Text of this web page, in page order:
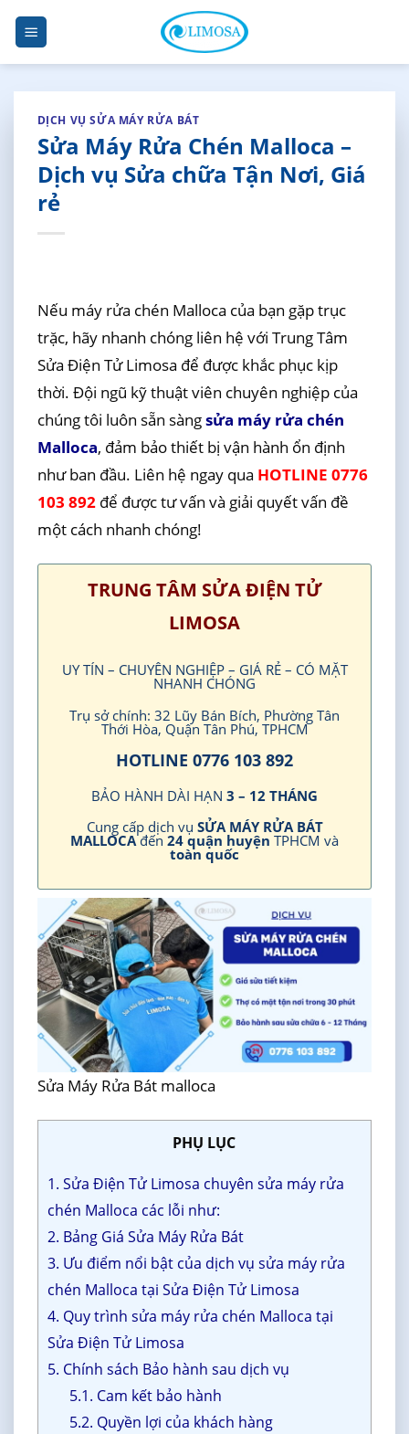
Skip
content
DỊCH VỤ SỬA MÁY RỬA BÁT
Sửa Máy Rửa Chén Malloca –
Dịch vụ Sửa chữa Tận Nơi, Giá
rẻ
Nếu máy rửa chén Malloca của bạn gặp trục
trặc, hãy nhanh chóng liên hệ với Trung Tâm
Sửa Điện Tử Limosa để được khắc phục kịp
thời. Đội ngũ kỹ thuật viên chuyên nghiệp của
chúng tôi luôn sẵn sàngsửa máy rửa chén
Malloca, đảm bảo thiết bị vận hành ổn định
như ban đầu. Liên hệ ngay qua HOTLINE 0776
103 892để được tư vấn và giải quyết vấn đề
một cách nhanh chóng!
TRUNG TÂM SỬA ĐIỆN TỬ
LIMOSA
UY TÍN – CHUYÊN NGHIỆP – GIÁ RẺ – CÓ MẶT
NHANH CHÓNG
Trụ sở chính: 32 Lũy Bán Bích, Phường Tân
Thới Hòa, Quận Tân Phú, TPHCM
HOTLINE 0776 103 892
BẢO HÀNH DÀI HẠN 3 – 12 THÁNG
Cung cấp dịch vụ SỬA MÁY RỬA BÁT
MALLOCAđến 24 quận huyện TPHCM và
toàn quốc
Sửa Máy Rửa Bát malloca
PHỤ LỤC
1. Sửa Điện Tử Limosa chuyên sửa máy rửa
chén Malloca các lỗi như:
2. Bảng Giá Sửa Máy Rửa Bát
3. Ưu điểm nổi bật của dịch vụ sửa máy rửa
chén Malloca tại Sửa Điện Tử Limosa
4. Quy trình sửa máy rửa chén Malloca tại
Sửa Điện Tử Limosa
5. Chính sách Bảo hành sau dịch vụ
5.1. Cam kết bảo hành
5.2. Quyền lợi của khách hàng